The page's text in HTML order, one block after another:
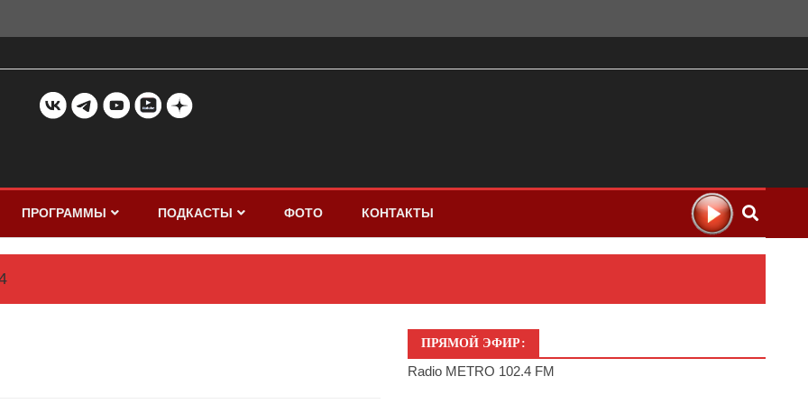
ПРОГРАММЫ ПОДКАСТЫ ФОТО КОНТАКТЫ
ПРЯМОЙ ЭФИР:
Radio METRO 102.4 FM